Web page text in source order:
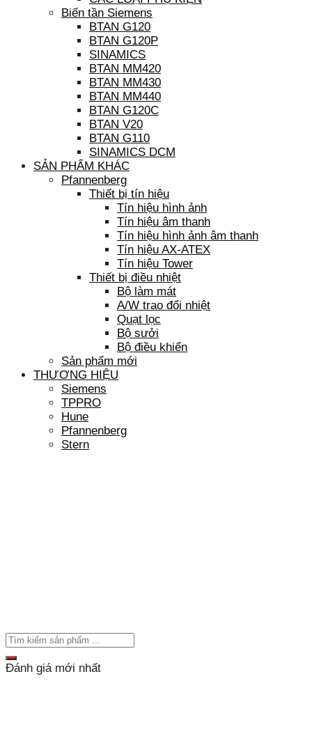
Biến tần Siemens
BTAN G120
BTAN G120P
SINAMICS
BTAN MM420
BTAN MM430
BTAN MM440
BTAN G120C
BTAN V20
BTAN G110
SINAMICS DCM
SẢN PHẨM KHÁC
Pfannenberg
Thiết bị tín hiệu
Tín hiệu hình ảnh
Tín hiệu âm thanh
Tín hiệu hình ảnh âm thanh
Tín hiệu AX-ATEX
Tín hiệu Tower
Thiết bị điều nhiệt
Bộ làm mát
A/W trao đổi nhiệt
Quạt lọc
Bộ sưởi
Bộ điều khiển
Sản phẩm mới
THƯƠNG HIỆU
Siemens
TPPRO
Hune
Pfannenberg
Stern
Đánh giá mới nhất